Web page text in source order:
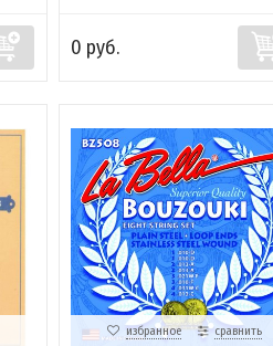
0 руб.
избранное сравнить